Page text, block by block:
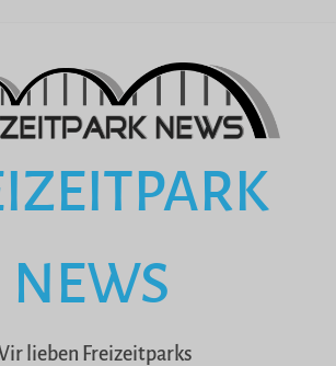
NEWS
lieben Freizeitparks